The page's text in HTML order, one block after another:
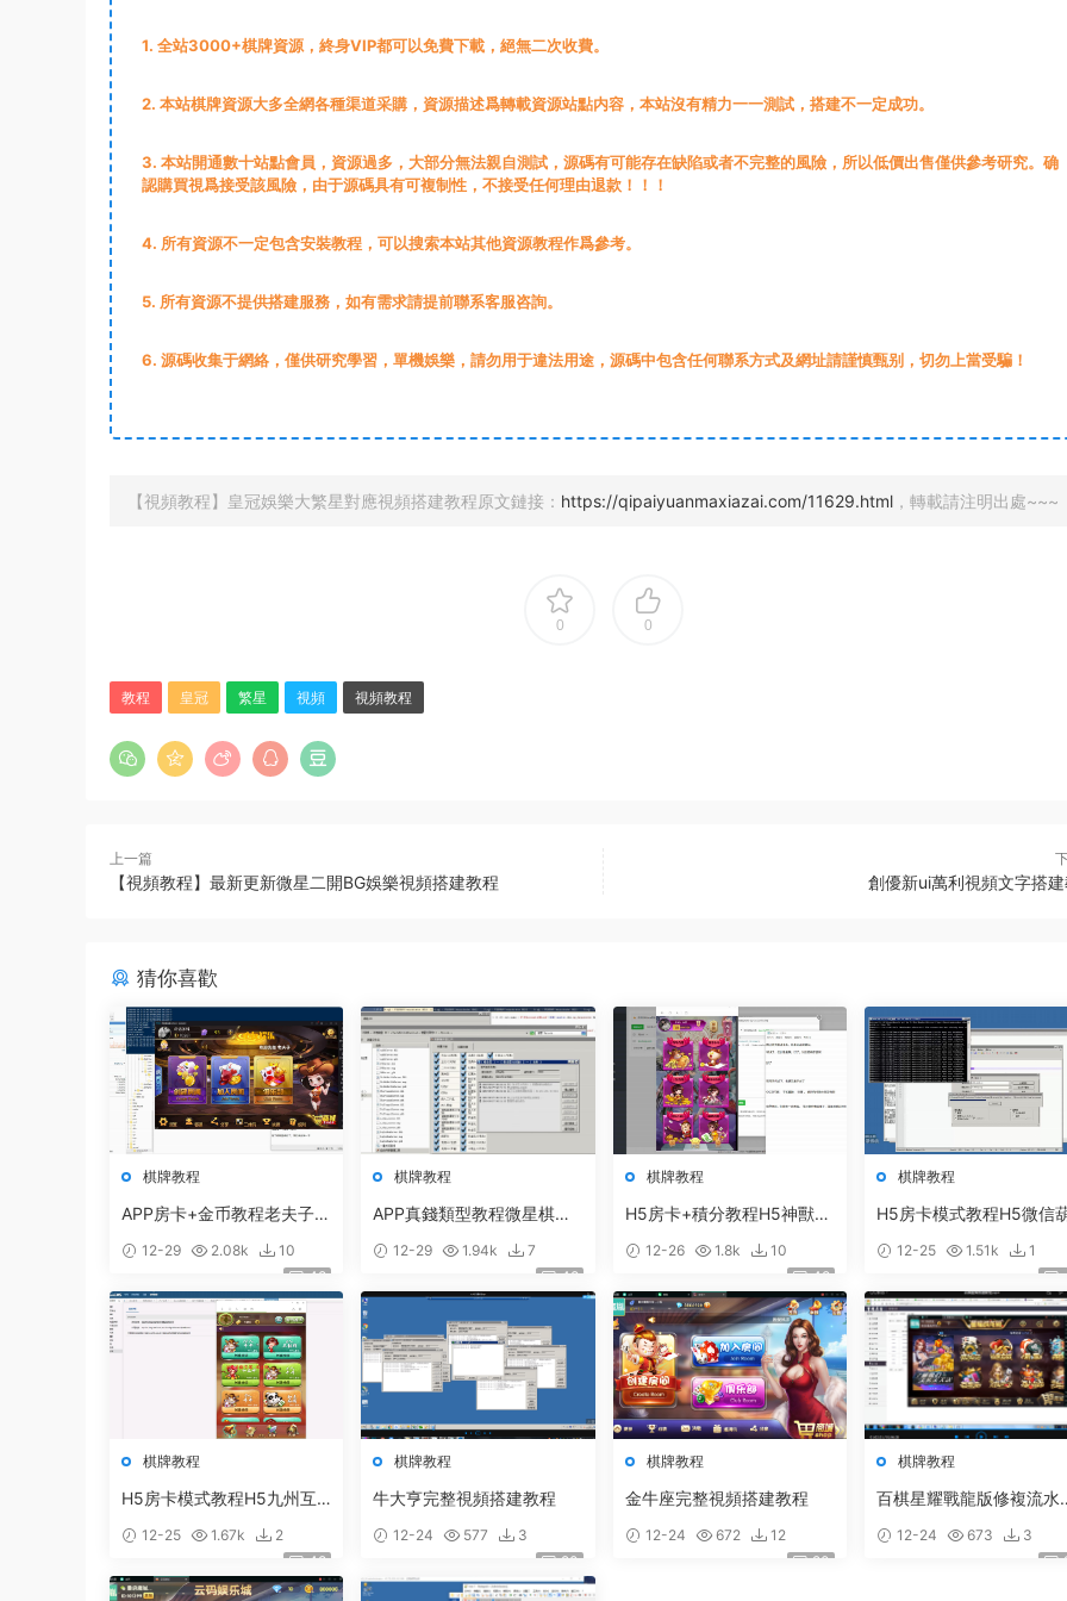
1. 全站3000+棋牌資源，終身VIP都可以免費下載，絕無二次收費。
2. 本站棋牌資源大多全網各種渠道采購，資源描述爲轉載資源站點内容，本站沒有精力一一測試，搭建不一定成功。
3. 本站開通數十站點會員，資源過多，大部分無法親自測試，源碼有可能存在缺陷或者不完整的風險，所以低價出售僅供參考研究。确
認購買視爲接受該風險，由于源碼具有可複制性，不接受任何理由退款！！！
4. 所有資源不一定包含安裝教程，可以搜索本站其他資源教程作爲參考。
5. 所有資源不提供搭建服務，如有需求請提前聯系客服咨詢。
6. 源碼收集于網絡，僅供研究學習，單機娛樂，請勿用于違法用途，源碼中包含任何聯系方式及網址請謹慎甄别，切勿上當受騙！
【視頻教程】皇冠娛樂大繁星對應視頻搭建教程原文鏈接： https://qipaiyuanmaxiazai.com/11629.html ，轉載請注明出處~~~
0 0
教程 皇冠 繁星 視頻 視頻教程
上一篇
【視頻教程】最新更新微星二開BG娛樂視頻搭建教程 創優新ui萬利視頻文字搭
猜你喜歡
棋牌教程
APP房卡+金币教程老夫子棋
金币遊戲搭建教程
12-29 2.08k
10
48
棋牌教程
APP真錢類型教程微星棋牌
架設視頻
12-29 1.94k
7
48
棋牌教程
H5房卡+積分教程H5神獸含
架設視頻
12-26 1.8k
10
48
棋牌教程
H5房卡模式教程H5微信
12-25 1.51k
1
棋牌教程
H5房卡模式教程H5九州互
台搭建教程
12-25 1.67k
2
48
棋牌教程
牛大亨完整視頻搭建教程
12-24 577
3
20
棋牌教程
金牛座完整視頻搭建教程
12-24 672
12
20
棋牌教程
百棋星耀戰龍版修複流水
加挂機搭建教程
12-24 673
3